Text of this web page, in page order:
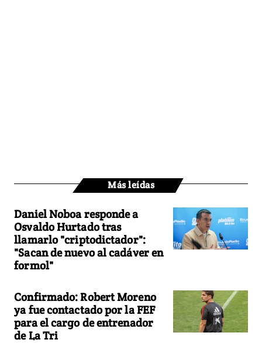
Más leídas
Daniel Noboa responde a
Osvaldo Hurtado tras
llamarlo "criptodictador":
"Sacan de nuevo al cadáver en
formol"
Confirmado: Robert Moreno
ya fue contactado por la FEF
para el cargo de entrenador
de La Tri